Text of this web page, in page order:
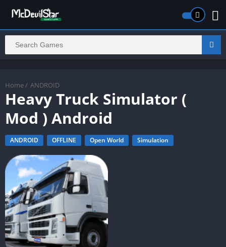
Home / ANDROID
Heavy Truck Simulator (
Mod ) Android
ANDROID OFFLINE Open World Simulation